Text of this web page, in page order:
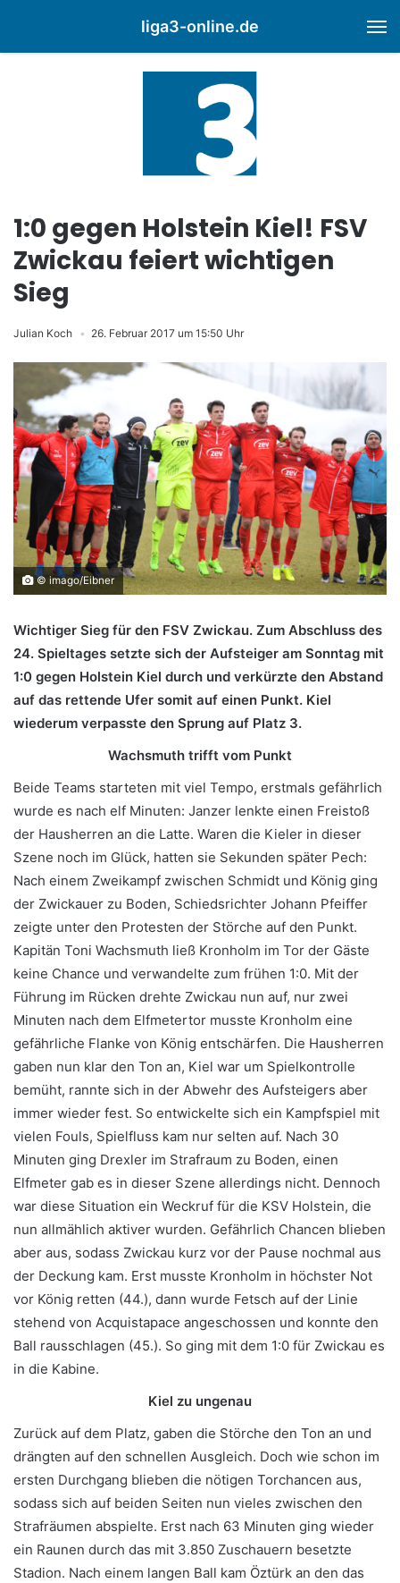
liga3-online.de
1:0 gegen Holstein Kiel! FSV
Zwickau feiert wichtigen
Sieg
Julian Koch 26. Februar 2017 um 15:50 Uhr
© imago/Eibner
Wichtiger Sieg für den FSV Zwickau. Zum Abschluss des
24. Spieltages setzte sich der Aufsteiger am Sonntag mit
1:0 gegen Holstein Kiel durch und verkürzte den Abstand
auf das rettende Ufer somit auf einen Punkt. Kiel
wiederum verpasste den Sprung auf Platz 3.
Wachsmuth trifft vom Punkt
Beide Teams starteten mit viel Tempo, erstmals gefährlich
wurde es nach elf Minuten: Janzer lenkte einen Freistoß
der Hausherren an die Latte. Waren die Kieler in dieser
Szene noch im Glück, hatten sie Sekunden später Pech:
Nach einem Zweikampf zwischen Schmidt und König ging
der Zwickauer zu Boden, Schiedsrichter Johann Pfeiffer
zeigte unter den Protesten der Störche auf den Punkt.
Kapitän Toni Wachsmuth ließ Kronholm im Tor der Gäste
keine Chance und verwandelte zum frühen 1:0. Mit der
Führung im Rücken drehte Zwickau nun auf, nur zwei
Minuten nach dem Elfmetertor musste Kronholm eine
gefährliche Flanke von König entschärfen. Die Hausherren
gaben nun klar den Ton an, Kiel war um Spielkontrolle
bemüht, rannte sich in der Abwehr des Aufsteigers aber
immer wieder fest. So entwickelte sich ein Kampfspiel mit
vielen Fouls, Spielfluss kam nur selten auf. Nach 30
Minuten ging Drexler im Strafraum zu Boden, einen
Elfmeter gab es in dieser Szene allerdings nicht. Dennoch
war diese Situation ein Weckruf für die KSV Holstein, die
nun allmählich aktiver wurden. Gefährlich Chancen blieben
aber aus, sodass Zwickau kurz vor der Pause nochmal aus
der Deckung kam. Erst musste Kronholm in höchster Not
vor König retten (44.), dann wurde Fetsch auf der Linie
stehend von Acquistapace angeschossen und konnte den
Ball rausschlagen (45.). So ging mit dem 1:0 für Zwickau es
in die Kabine.
Kiel zu ungenau
Zurück auf dem Platz, gaben die Störche den Ton an und
drängten auf den schnellen Ausgleich. Doch wie schon im
ersten Durchgang blieben die nötigen Torchancen aus,
sodass sich auf beiden Seiten nun vieles zwischen den
Strafräumen abspielte. Erst nach 63 Minuten ging wieder
ein Raunen durch das mit 3.850 Zuschauern besetzte
Stadion. Nach einem langen Ball kam Öztürk an den das